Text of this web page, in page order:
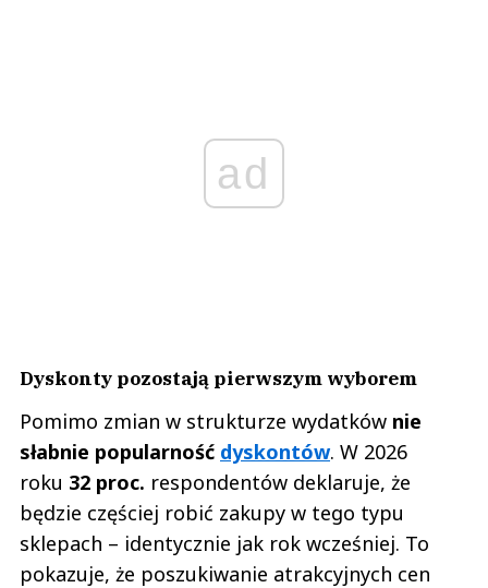
ad
Dyskonty pozostają pierwszym wyborem
Pomimo zmian w strukturze wydatków nie
słabnie popularność dyskontów. W 2026
roku 32 proc. respondentów deklaruje, że
będzie częściej robić zakupy w tego typu
sklepach – identycznie jak rok wcześniej. To
pokazuje, że poszukiwanie atrakcyjnych cen